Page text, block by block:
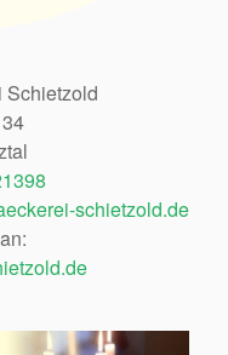
Schietzold
schietzold.de